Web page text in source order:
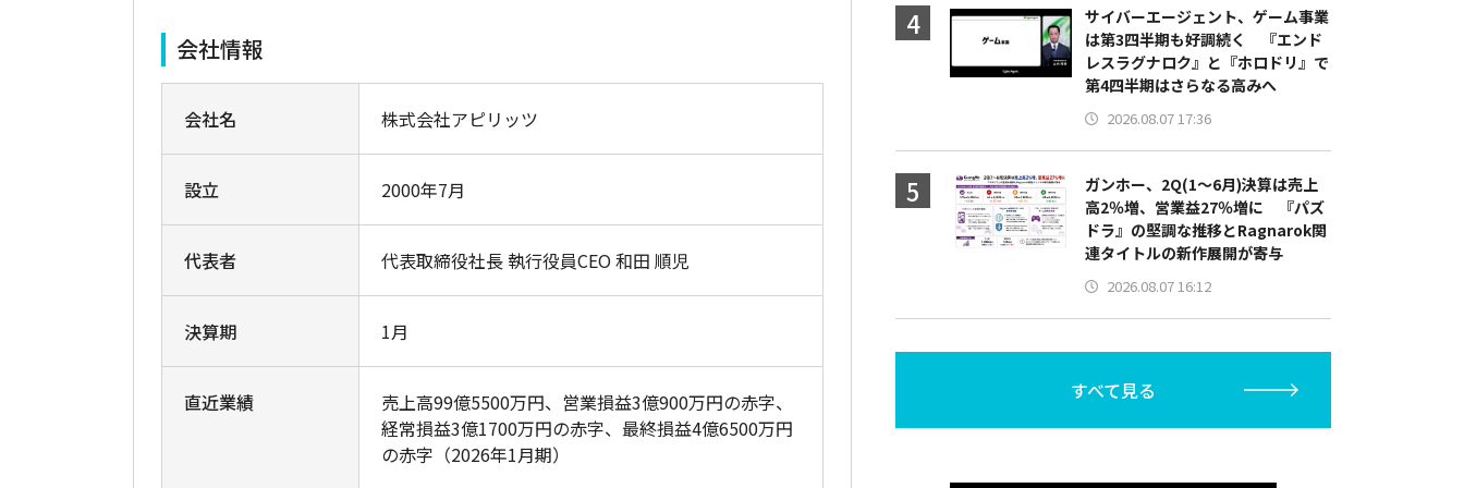
会社情報
会社名 株式会社アピリッツ
設立 2000年7月
代表者 代表取締役社長 執行役員CEO 和田 順児
決算期 1月
直近業績
売上高99億5500万円、営業損益3億900万円の赤字、
経常損益3億1700万円の赤字、最終損益4億6500万円
の赤字（2026年1月期）
サイバーエージェント、ゲーム事業
は第3四半期も好調続く 『エンド
レスラグナロク』と『ホロドリ』で
第4四半期はさらなる高みへ
2026.08.07 17:36
ガンホー、2Q(1～6月)決算は売上
高2％増、営業益27％増に 『パズ
ドラ』の堅調な推移とRagnarok関
連タイトルの新作展開が寄与
2026.08.07 16:12
すべて見る